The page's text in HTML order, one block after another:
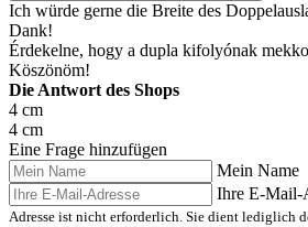
Ich würde gerne die Breite des
Dank!
Érdekelne, hogy a dupla kifolyónak
Köszönöm!
Die Antwort des Shops
4 cm
4 cm
Eine Frage hinzufügen
Mein Name
Ihre E-Mail-
Adresse ist nicht erforderlich. Sie dient lediglich